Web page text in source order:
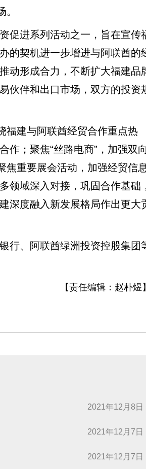
进系列活动之一，旨在宣传
的契机进一步增进与阿联酋的
动形成合力，不断扩大福建品
伙伴和出口市场，双方的投资
建与阿联酋经贸合作重点热
作；聚焦“丝路电商”，加强双向
焦重要展会活动，加强经贸信
领域深入对接，巩固合作基础
深度融入新发展格局作出更大
、阿联酋绿洲投资控股集团
【责任编辑： 赵朴煜 】
2021年12月8日
2021年12月7日
2021年12月7日